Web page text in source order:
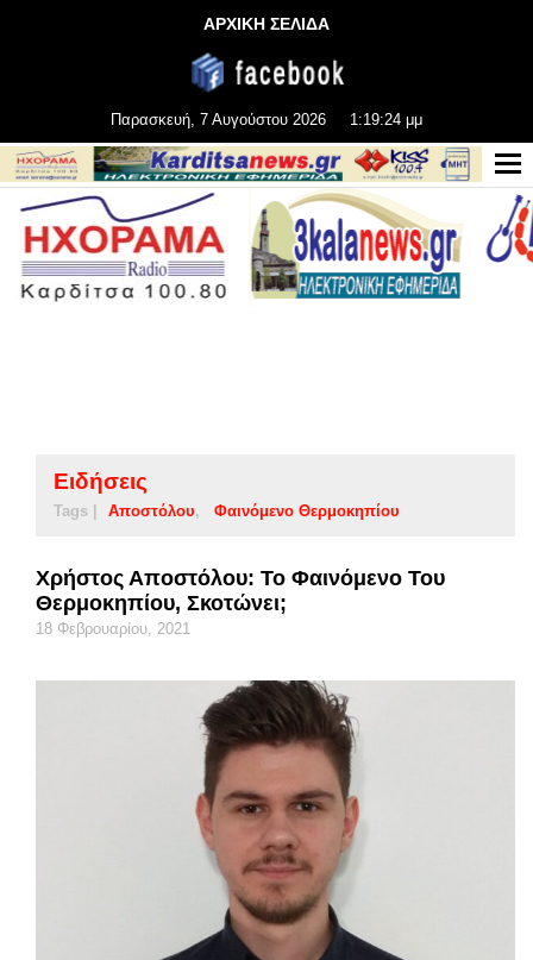
ΑΡΧΙΚΗ ΣΕΛΙΔΑ
Παρασκευή, 7 Αυγούστου 2026 1:19:25 μμ
Ειδήσεις
Tags | Αποστόλου Φαινόμενο Θερμοκηπίου
Χρήστος Αποστόλου: Το Φαινόμενο Του
Θερμοκηπίου, Σκοτώνει;
18 Φεβρουαρίου, 2021